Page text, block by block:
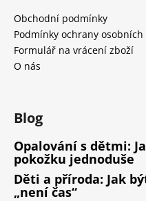
Obchodní podmínky
Podmínky ochrany
Formulář na vrácení zboží
O nás
Blog
Opalování s dětmi:
pokožku jednoduše
Děti a příroda: Jak
„není čas“